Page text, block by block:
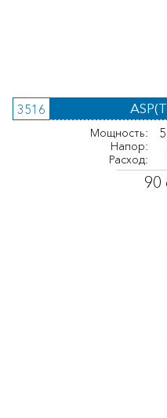
3516
Мощность:
Напор:
Расход:
90